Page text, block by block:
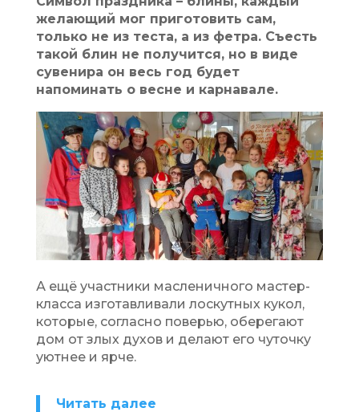
желающий мог приготовить сам,
только не из теста, а из фетра. Съесть
такой блин не получится, но в виде
сувенира он весь год будет
напоминать о весне и карнавале.
А ещё участники масленичного мастер-
класса изготавливали лоскутных кукол,
которые, согласно поверью, оберегают
дом от злых духов и делают его чуточку
уютнее и ярче.
Читать далее